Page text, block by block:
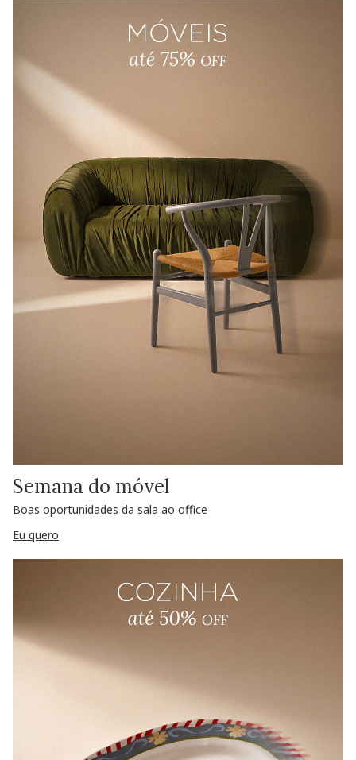
Semana do móvel
Boas oportunidades da sala ao office
Eu quero